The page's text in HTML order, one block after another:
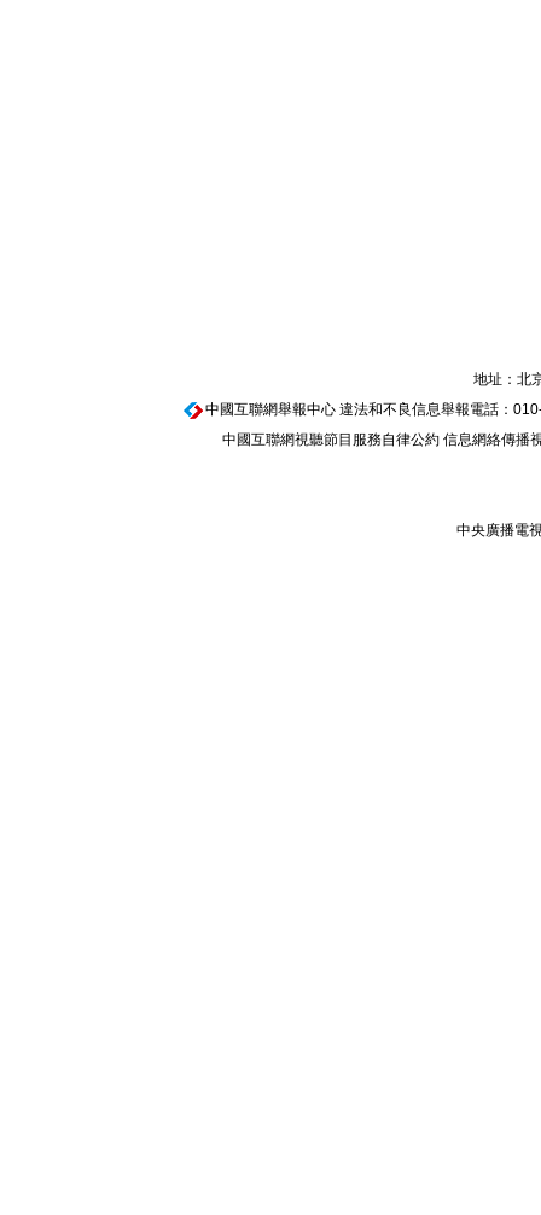
地址：北
中國互聯網舉報中心違法和不良信息舉報電話：
中國互聯網視聽節目服務自律公約信息網絡傳播
中央廣播電